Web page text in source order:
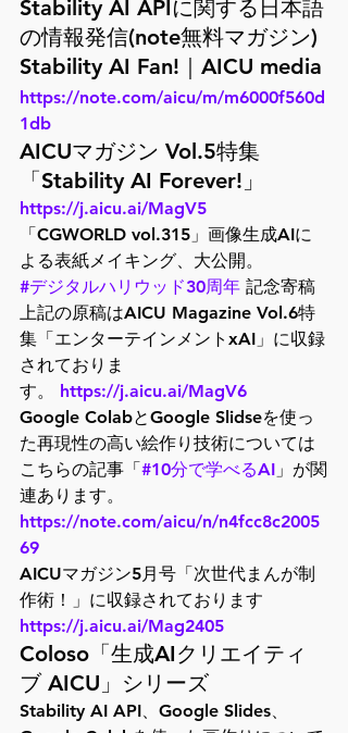
Stability AI APIに関する日本語
の情報発信(note無料マガジン)
Stability AI Fan!｜AICU media
https://note.com/aicu/m/m6000f560d
1db
AICUマガジン Vol.5特集
「Stability AI Forever!」
https://j.aicu.ai/MagV5
「CGWORLD vol.315」画像生成AIに
#デジタルハリウッド30周年 記念寄稿
上記の原稿はAICU Magazine Vol.6特
集「エンターテインメントxAI」に収録
されておりま
す。
https://j.aicu.ai/MagV6
Google ColabとGoogle Slidseを使っ
た再現性の高い絵作り技術については
こちらの記事「 #10分で学べるAI 」が関
連あります。
https://note.com/aicu/n/n4fcc8c2005
69
AICUマガジン5月号「次世代まんが制
作術！」に収録されております
https://j.aicu.ai/Mag2405
Coloso「生成AIクリエイティ
ブ AICU」シリーズ
Stability AI API、Google Slides、